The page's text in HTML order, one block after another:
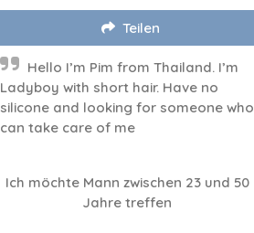
Teilen
Hello I’m Pim from Thailand. I’m
Ladyboy with short hair. Have no
silicone and looking for someone who
can take care of me
Ich möchte Mann zwischen 23 und 50
Jahre treffen